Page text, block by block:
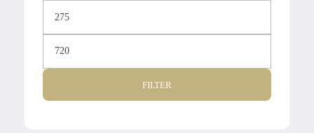
FILTER